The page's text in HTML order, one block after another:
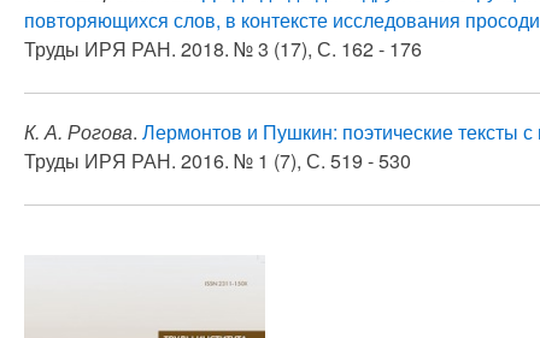
повторяющихся слов, в контексте исследования
Труды ИРЯ РАН. 2018. № 3 (17), С. 162 - 176
К. А. Рогова. Лермонтов и Пушкин: поэтические тексты
Труды ИРЯ РАН. 2016. № 1 (7), С. 519 - 530